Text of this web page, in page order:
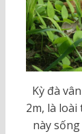
Kỳ đà
2m, là
này